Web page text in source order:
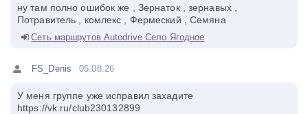
ну там полно ошибок же , Зернаток , зернавых ,
Потравитель , комлекс , Фермеский , Семяна
Сеть маршрутов Autodrive Село Ягодное
FS_Denis 05.08.26
У меня группе уже исправил захадите
https://vk.ru/club230132899